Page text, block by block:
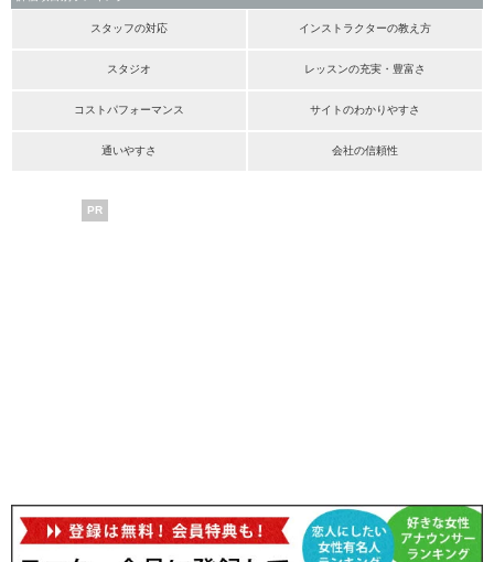
スタッフの対応 インストラクターの教え方
スタジオ レッスンの充実・豊富さ
コストパフォーマンス サイトのわかりやすさ
通いやすさ 会社の信頼性
PR